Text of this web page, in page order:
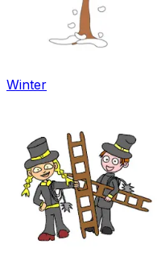
Winter